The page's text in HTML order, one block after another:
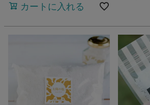
カートに入れる